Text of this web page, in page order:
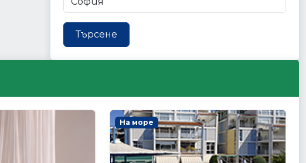
Търсене
Интериорни врати